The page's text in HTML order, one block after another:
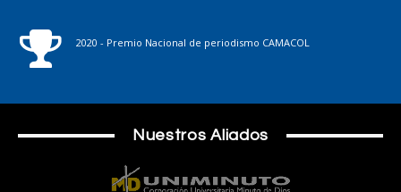
2020 - Premio Nacional de periodismo CAMACOL
Nuestros Aliados